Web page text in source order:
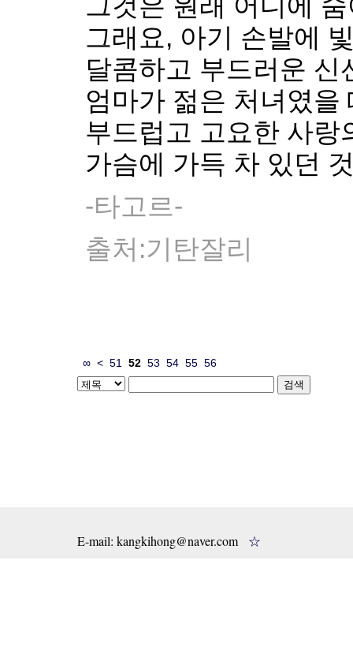
그래요, 아기 손발에
달콤하고 부드러운 신
엄마가 젊은 처녀였을
부드럽고 고요한 사랑
가슴에 가득 차 있던
-타고르-
출처:기탄잘리
∞ < 51 52 53 54 55 56
E-mail: kangkihong@naver.com ☆